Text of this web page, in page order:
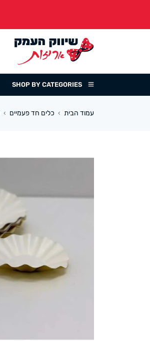
SHOP BY CATEGORIES
עמוד הבית › כלים חד פעמיים ›